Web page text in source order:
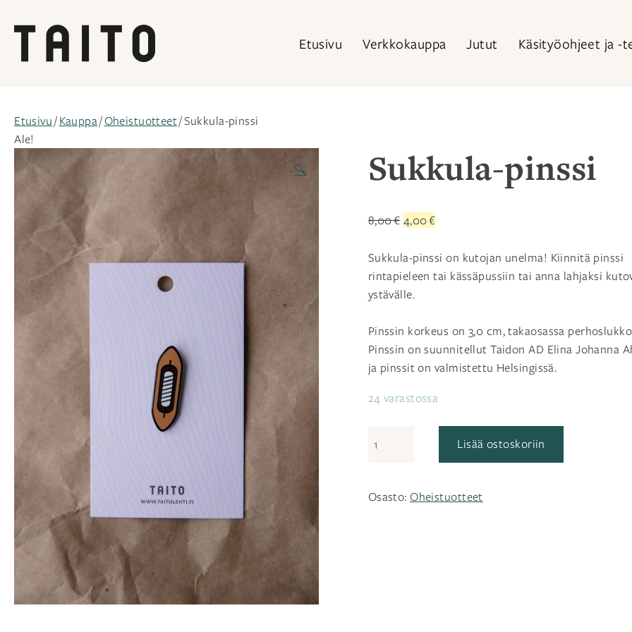
sisältöön
Etusivu Verkkokauppa Jutut Käsityöohjeet ja -
Etusivu/Kauppa/Oheistuotteet/ Sukkula-pinssi
Ale!
🔍
Sukkula-pinssi
8,00€ Alkuperäinen
oli:
8,00 €.
4,00€Nykyinen
on:
4,00 €.
Sukkula-pinssi on kutojan unelma! Kiinnitä pinssi
rintapieleen tai kässäpussiin tai anna lahjaksi
ystävälle.
Pinssin korkeus on 3,0 cm, takaosassa
Pinssin on suunnitellut Taidon AD Elina Johanna
ja pinssit on valmistettu Helsingissä.
24 varastossa
pinssi
Lisää ostoskoriin
Osasto:Oheistuotteet